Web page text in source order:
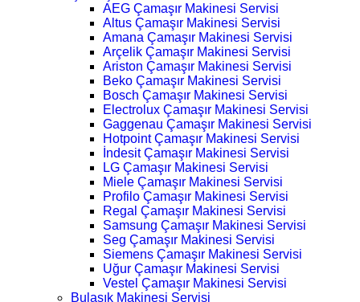
AEG Çamaşır Makinesi Servisi
Altus Çamaşır Makinesi Servisi
Amana Çamaşır Makinesi Servisi
Arçelik Çamaşır Makinesi Servisi
Ariston Çamaşır Makinesi Servisi
Beko Çamaşır Makinesi Servisi
Bosch Çamaşır Makinesi Servisi
Electrolux Çamaşır Makinesi Servisi
Gaggenau Çamaşır Makinesi Servisi
Hotpoint Çamaşır Makinesi Servisi
İndesit Çamaşır Makinesi Servisi
LG Çamaşır Makinesi Servisi
Miele Çamaşır Makinesi Servisi
Profilo Çamaşır Makinesi Servisi
Regal Çamaşır Makinesi Servisi
Samsung Çamaşır Makinesi Servisi
Seg Çamaşır Makinesi Servisi
Siemens Çamaşır Makinesi Servisi
Uğur Çamaşır Makinesi Servisi
Vestel Çamaşır Makinesi Servisi
Bulaşık Makinesi Servisi